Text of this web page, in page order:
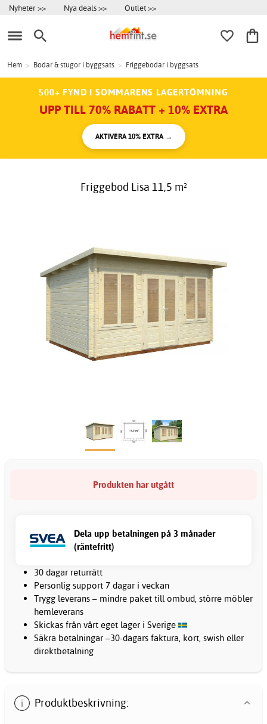
Nyheter >> Nya deals >> Outlet >>
Hem > Bodar & stugor i byggsats > Friggebodar i byggsats
500+ FYND I SOMMARENS LAGERTÖMNING
UPP TILL 70% RABATT + 10% EXTRA
AKTIVERA 10% EXTRA →
Friggebod Lisa 11,5 m²
Produkten har utgått
Dela upp betalningen på 3 månader
(räntefritt)
30 dagar returrätt
Personlig support 7 dagar i veckan
Trygg leverans – mindre paket till ombud, större möbler
hemleverans
Skickas från vårt eget lager i Sverige
Säkra betalningar –30-dagars faktura, kort, swish eller
direktbetalning
Produktbeskrivning: